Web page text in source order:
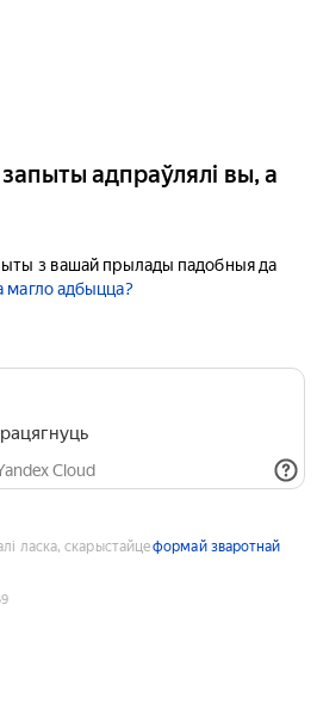
адпраўлялі вы, а
з вашай прылады падобныя да
магло адбыцца?
Cloud
ласка, скарыстайцеформай зваротнай